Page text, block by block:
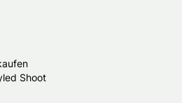
Shoot